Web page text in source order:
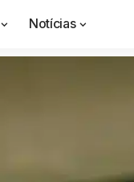
Notícias